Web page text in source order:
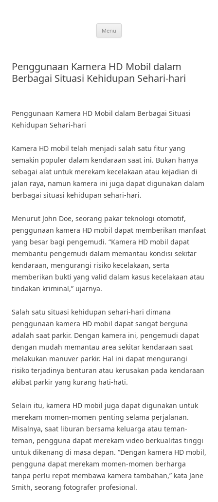
Menu
Penggunaan Kamera HD Mobil dalam
Berbagai Situasi Kehidupan Sehari-hari
Penggunaan Kamera HD Mobil dalam Berbagai Situasi
Kehidupan Sehari-hari
Kamera HD mobil telah menjadi salah satu fitur yang
semakin populer dalam kendaraan saat ini. Bukan hanya
sebagai alat untuk merekam kecelakaan atau kejadian di
jalan raya, namun kamera ini juga dapat digunakan dalam
berbagai situasi kehidupan sehari-hari.
Menurut John Doe, seorang pakar teknologi otomotif,
penggunaan kamera HD mobil dapat memberikan manfaat
yang besar bagi pengemudi. “Kamera HD mobil dapat
membantu pengemudi dalam memantau kondisi sekitar
kendaraan, mengurangi risiko kecelakaan, serta
memberikan bukti yang valid dalam kasus kecelakaan atau
tindakan kriminal,” ujarnya.
Salah satu situasi kehidupan sehari-hari dimana
penggunaan kamera HD mobil dapat sangat berguna
adalah saat parkir. Dengan kamera ini, pengemudi dapat
dengan mudah memantau area sekitar kendaraan saat
melakukan manuver parkir. Hal ini dapat mengurangi
risiko terjadinya benturan atau kerusakan pada kendaraan
akibat parkir yang kurang hati-hati.
Selain itu, kamera HD mobil juga dapat digunakan untuk
merekam momen-momen penting selama perjalanan.
Misalnya, saat liburan bersama keluarga atau teman-
teman, pengguna dapat merekam video berkualitas tinggi
untuk dikenang di masa depan. “Dengan kamera HD mobil,
pengguna dapat merekam momen-momen berharga
tanpa perlu repot membawa kamera tambahan,” kata Jane
Smith, seorang fotografer profesional.